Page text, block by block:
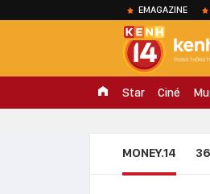
EMAGAZINE
Star Ciné
MONEY.14